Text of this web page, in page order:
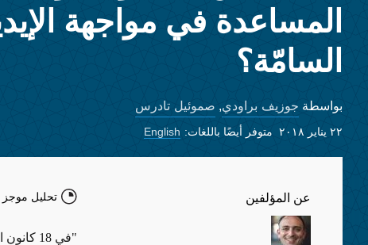
المساعدة في مواجهة
السامّة؟
بواسطة جوزيف براودي, صموئيل تادرس
٢٢ يناير ٢٠١٨ متوفر أيضًا باللغات: English
عن المؤلفين تحليل موجز
"في 18